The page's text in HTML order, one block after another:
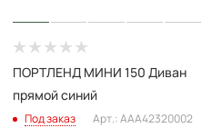
ПОРТЛЕНД МИНИ 150 Диван
прямой синий
Под заказ Арт.: AAA42320002